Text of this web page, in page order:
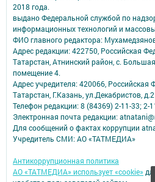
2018 года.
выдано Федеральной службой по
информационных технологий и
ФИО главного редактора:
Адрес редакции: 422750, Российская
Татарстан, Атнинский район, с.
помещение 4.
Адрес учредителя: 420066, Российская
Татарстан, Г.Казань, ул.Декабристов, д.2
Телефон редакции: 8 (84369) 2-11-33; 2-
Электронная почта редакции:
Для сообщений о фактах коррупции
Учредитель СМИ: АО «ТАТМЕДИА»
Антикоррупционная политика
АО «ТАТМЕДИА» использует «cookie»